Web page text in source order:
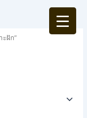
ฝัก”